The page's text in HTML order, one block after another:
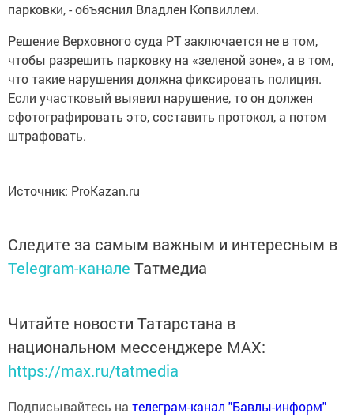
парковки, - объяснил Владлен Копвиллем.
Решение Верховного суда РТ заключается не в том,
чтобы разрешить парковку на «зеленой зоне», а в том,
что такие нарушения должна фиксировать полиция.
Если участковый выявил нарушение, то он должен
сфотографировать это, составить протокол, а потом
штрафовать.
Источник: ProKazan.ru
Следите за самым важным и интересным в
Telegram-канале Татмедиа
Читайте новости Татарстана в
национальном мессенджере MАХ:
https://max.ru/tatmedia
Подписывайтесь на телеграм-канал "Бавлы-информ"